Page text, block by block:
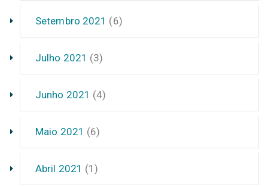
Setembro 2021 (6)
Julho 2021 (3)
Junho 2021 (4)
Maio 2021 (6)
Abril 2021 (1)